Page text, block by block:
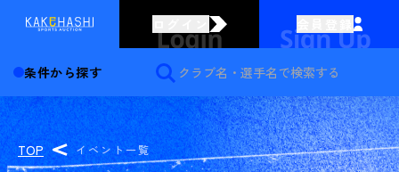
条件から探す
TOP イベント一覧